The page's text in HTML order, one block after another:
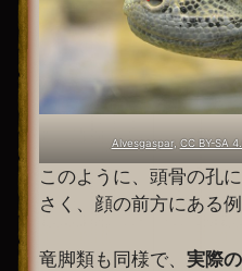
Alvesgaspar, CC BY-SA
このように、頭骨の孔
さく、顔の前方にある例
竜脚類も同様で、 実際